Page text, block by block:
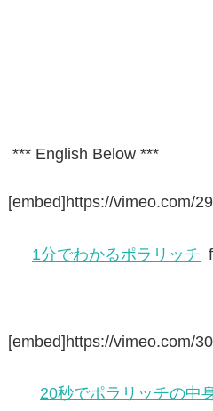
*** English Below ***
[embed]https://vimeo.com/
1分でわかるポラリッチ
[embed]https://vimeo.com/
20秒でポラリッチの中